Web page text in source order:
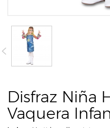
Disfraz Niña
Vaquera